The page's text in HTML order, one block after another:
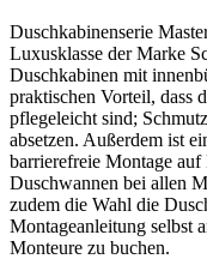
Duschkabinenserie
Luxusklasse der Marke
Duschkabinen mit
praktischen Vorteil, dass
pflegeleicht sind;
absetzen. Außerdem ist
barrierefreie Montage auf
Duschwannen bei allen
zudem die Wahl die
Montageanleitung selbst
Monteure zu buchen.